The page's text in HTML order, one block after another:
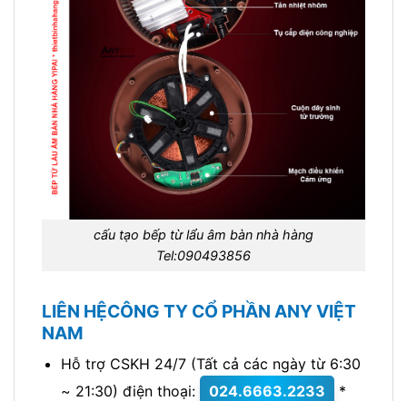
cấu tạo bếp từ lẩu âm bàn nhà hàng
Tel:090493856
LIÊN HỆCÔNG TY CỔ PHẦN ANY VIỆT
NAM
Hỗ trợ CSKH 24/7 (Tất cả các ngày từ 6:30
~ 21:30) điện thoại:
024.6663.2233
*